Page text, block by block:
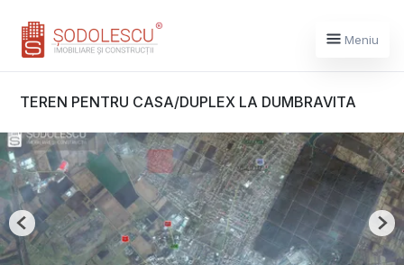
Meniu
TEREN PENTRU CASA/DUPLEX LA DUMBRAVITA
Previous